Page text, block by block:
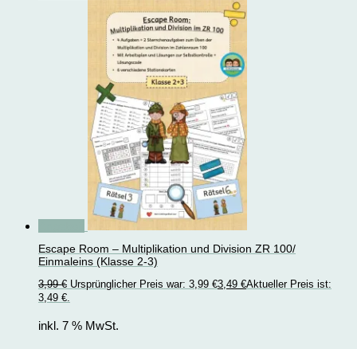
Escape Room – Multiplikation und Division ZR 100/
Einmaleins (Klasse 2-3)
3,99€ Ursprünglicher Preis war: 3,99 €3,49 €Aktueller Preis ist:
3,49 €.
inkl. 7 % MwSt.